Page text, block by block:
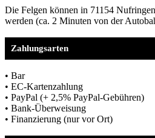
Die Felgen können in 71154
werden (ca. 2 Minuten von der
Zahlungsarten
• Bar
• EC-Kartenzahlung
• PayPal (+ 2,5% PayPal-Gebühren)
• Bank-Überweisung
• Finanzierung (nur vor Ort)